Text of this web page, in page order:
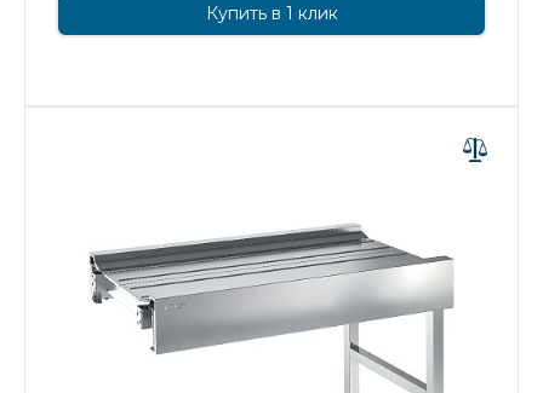
Купить в 1 клик